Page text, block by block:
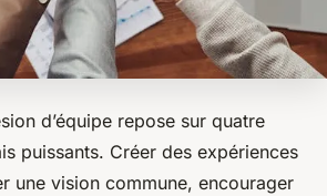
d’équipe repose sur quatre
puissants. Créer des expériences
une vision commune, encourager